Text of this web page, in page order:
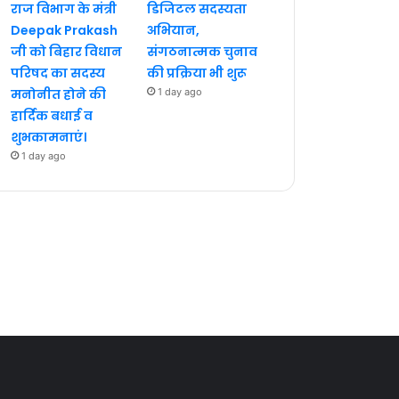
राज विभाग के मंत्री
Deepak Prakash
जी को बिहार विधान
परिषद का सदस्य
मनोनीत होने की
हार्दिक बधाई व
शुभकामनाएं।
1 day ago
डिजिटल सदस्यता
अभियान,
संगठनात्मक चुनाव
की प्रक्रिया भी शुरू
1 day ago